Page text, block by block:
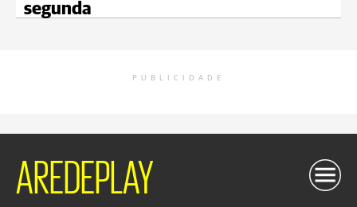
segunda
PUBLICIDADE
AREDEPLAY